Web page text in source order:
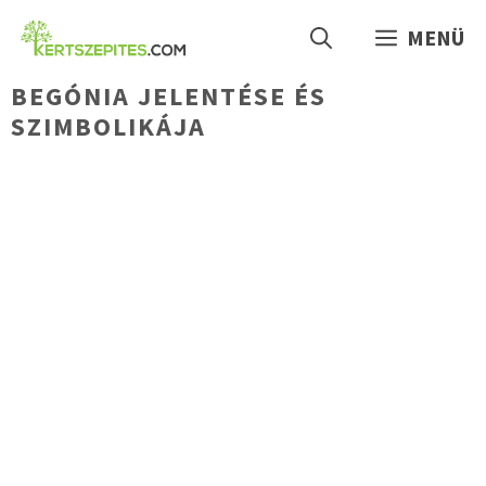
Kilépés
MENÜ
BEGÓNIA JELENTÉSE ÉS
SZIMBOLIKÁJA